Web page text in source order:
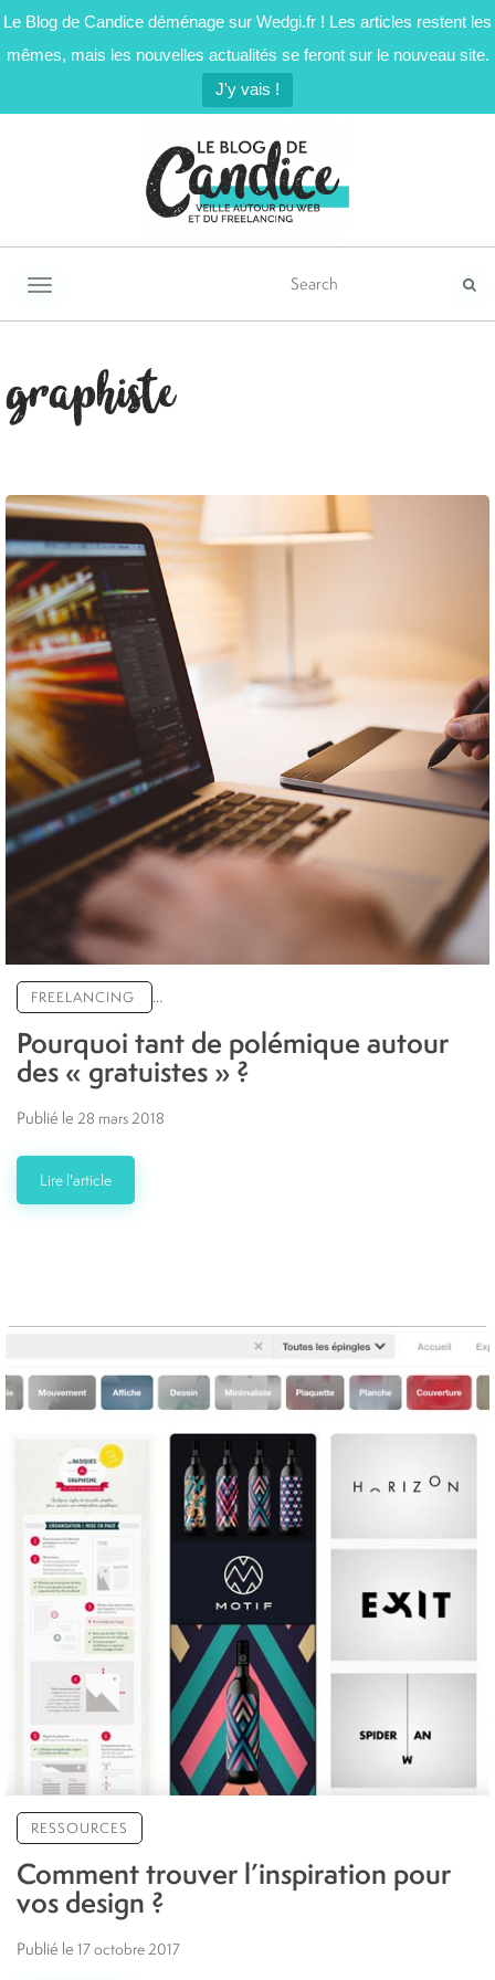
Le Blog de Candice déménage sur Wedgi.fr ! Les articles restent les
mêmes, mais les nouvelles actualités se feront sur le nouveau site.
J'y vais !
Activer/désactiver la navigation
graphiste
FREELANCING ...
Pourquoi tant de polémique autour
des « gratuistes » ?
Publié le 28 mars 2018
Lire l'article
RESSOURCES
Comment trouver l’inspiration pour
vos design ?
Publié le 17 octobre 2017